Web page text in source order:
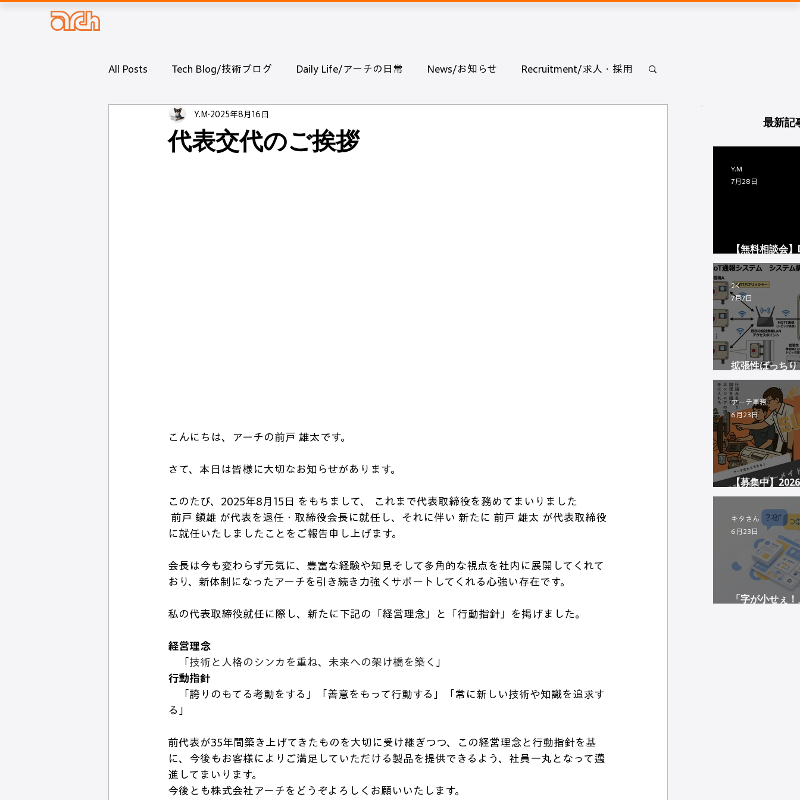
All Posts Tech Blog/技術ブログ Daily Life/アーチの日常 News/お知らせ Recruitment/求人・採用
代表交代のご挨拶
Y.M 2025年8月16日
こんにちは、アーチの前戸 雄太です。
さて、本日は皆様に大切なお知らせがあります。
このたび、2025年8月15日 をもちまして、 これまで代表取締役を務めてまいりました
に就任いたしましたことをご報告申し上げます。
会長は今も変わらず元気に、豊富な経験や知見そして多角的な視点を社内に展開してくれて
おり、新体制になったアーチを引き続き力強くサポートしてくれる心強い存在です。
私の代表取締役就任に際し、新たに下記の「経営理念」と「行動指針」を掲げました。
経営理念
「技術と人格のシンカを重ね、未来への架け橋を築く 」
行動指針
「誇りのもてる考動をする」「善意をもって行動する」「常に新しい技術や知識を追求す
る」
前代表が35年間築き上げてきたものを大切に受け継ぎつつ、この経営理念と行動指針を基
に、今後もお客様によりご満足していただける製品を提供できるよう、社員一丸となって邁
進してまいります。
今後とも株式会社アーチをどうぞよろしくお願いいたします。
最新記
【無料相談会
めればいいの...
Y.M
7月28日
拡張性ばっち
を活用した「
テム」のご紹介
2K
7月7日
【募集中】
シップ
アーチ事務
6月23日
「字が小せぇ
キタさん
6月23日